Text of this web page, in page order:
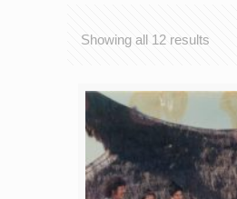
Showing all 12 results